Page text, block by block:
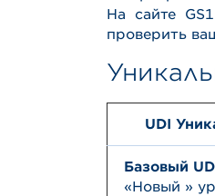
На сайте
проверить
UDI
Базовый
«Новый »